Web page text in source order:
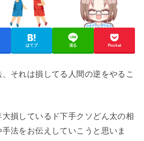
はてブ 送る Pocket
、それは損してる人間の逆をやるこ
損しているド下手クソどん太の相
法をお伝えしていこうと思いま